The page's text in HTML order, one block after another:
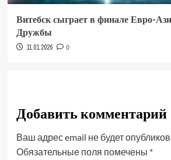
Витебск сыграет в финале Евро-
Дружбы
11.01.2026 0
Добавить комментарий
Ваш адрес email не будет
Обязательные поля помечены *